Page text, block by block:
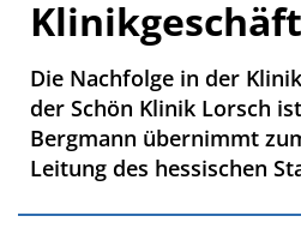
Die Nachfolge in der
der Schön Klinik Lorsch
Bergmann übernimmt
Leitung des hessischen